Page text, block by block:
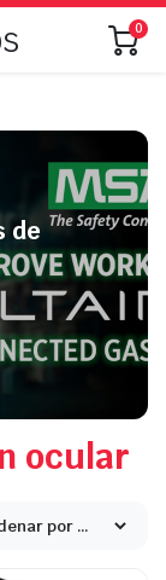
0
de
ocular